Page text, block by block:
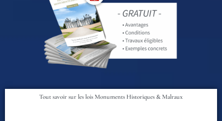
Tout savoir sur les lois Monuments Historiques & Malraux